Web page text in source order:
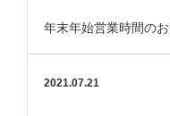
年末年始営業時間の
2021.07.21